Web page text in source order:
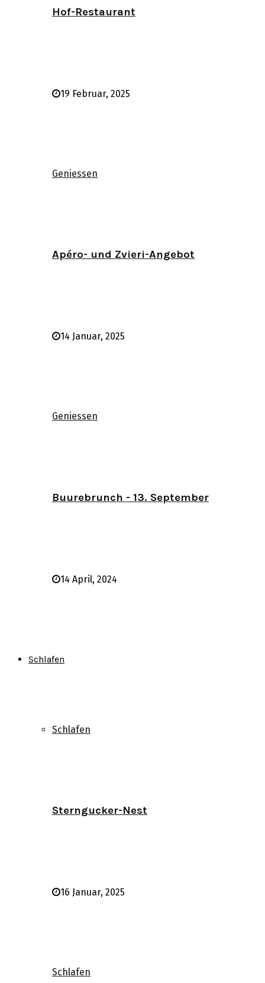
Hof-Restaurant
19 Februar, 2025
Geniessen
Apéro- und Zvieri-Angebot
14 Januar, 2025
Geniessen
Buurebrunch - 13. September
14 April, 2024
Schlafen
Schlafen
Sterngucker-Nest
16 Januar, 2025
Schlafen